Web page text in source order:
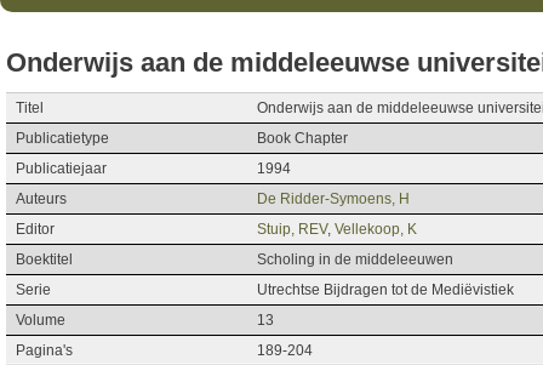
Onderwijs aan de middeleeuwse
Titel
Onderwijs aan de middeleeuwse
Publicatietype
Book Chapter
Publicatiejaar
1994
Auteurs
De Ridder-Symoens, H
Editor
Stuip, REV, Vellekoop, K
Boektitel
Scholing in de middeleeuwen
Serie
Utrechtse Bijdragen tot de Mediëvistiek
Volume
13
Pagina's
189-204